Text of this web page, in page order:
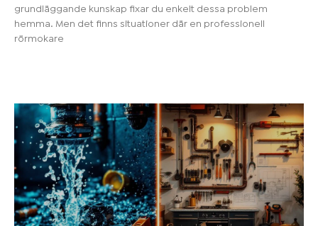
grundläggande kunskap fixar du enkelt dessa problem
hemma. Men det finns situationer där en professionell
rörmokare